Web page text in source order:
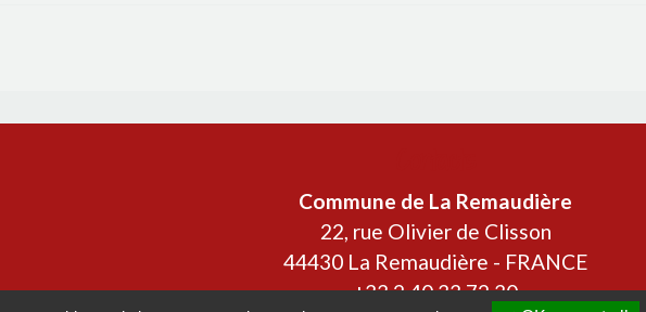
Commune de La Remaudière
22, rue Olivier de Clisson
44430 La Remaudière - FRANCE
+33 2 40 33 72 30